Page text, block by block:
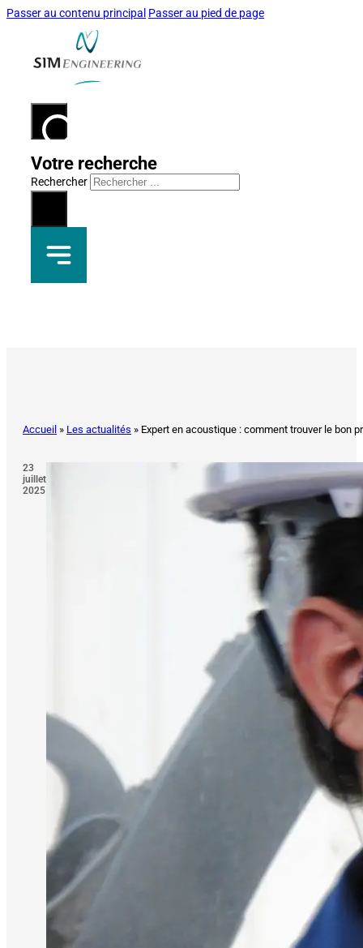
Passer au contenu principal Passer au pied de page
Votre recherche
Rechercher
Accueil » Les actualités » Expert en acoustique : comment trouver le bon
23
juillet
2025